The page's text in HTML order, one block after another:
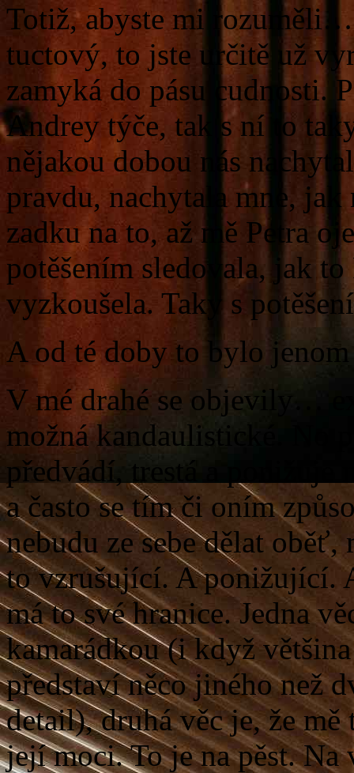
Totiž, abyste mi
tuctový, to jste určitě už
zamyká do pásu cudnosti.
Andrey týče, tak s ní to
nějakou dobou nás
pravdu, nachytala mne,
zadku na to, až mě Petra
potěšením sledovala, jak
vyzkoušela. Taky s
A od té doby to bylo
V mé drahé se objevily…
možná kandaulistické. No
předvádí, trestá a ponižuje
a často se tím či oním
nebudu ze sebe dělat
to vzrušující. A
má to své hranice. Jedna
kamarádkou (i když
představí něco jiného než
detail), druhá věc je, že
její moci. To je na pěst. Na